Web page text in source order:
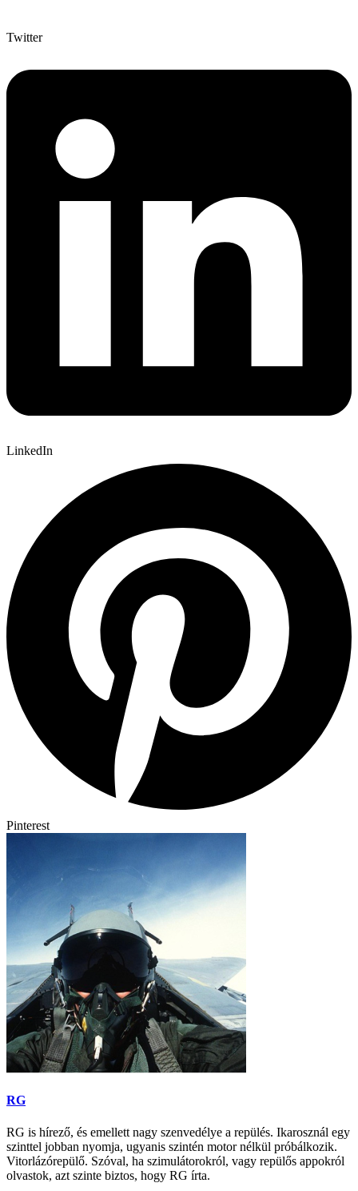
Twitter
LinkedIn
Pinterest
RG
RG is hírező, és emellett nagy szenvedélye a repülés. Ikarosznál egy
szinttel jobban nyomja, ugyanis szintén motor nélkül próbálkozik.
Vitorlázórepülő. Szóval, ha szimulátorokról, vagy repülős appokról
olvastok, azt szinte biztos, hogy RG írta.